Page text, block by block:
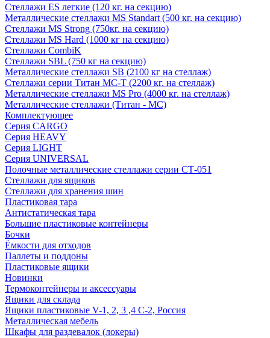
Стеллажи ES легкие (120 кг. на секцию)
Металлические стеллажи MS Standart (500 кг. на секцию)
Стеллажи MS Strong (750кг. на секцию)
Стеллажи MS Hard (1000 кг на секцию)
Стеллажи CombiK
Стеллажи SBL (750 кг на секцию)
Металлические стеллажи SB (2100 кг на стеллаж)
Стеллажи серии Титан МС-Т (2200 кг. на стеллаж)
Металлические стеллажи MS Pro (4000 кг. на стеллаж)
Металлические стеллажи (Титан - МС)
Комплектующее
Серия CARGO
Серия HEAVY
Серия LIGHT
Серия UNIVERSAL
Полочные металлические стеллажи серии СТ-051
Стеллажи для ящиков
Стеллажи для хранения шин
Пластиковая тара
Антистатическая тара
Большие пластиковые контейнеры
Бочки
Ёмкости для отходов
Паллеты и поддоны
Пластиковые ящики
Новинки
Термоконтейнеры и аксессуары
Ящики для склада
Ящики пластиковые V-1, 2, 3 ,4 С-2, Россия
Металлическая мебель
Шкафы для раздевалок (локеры)